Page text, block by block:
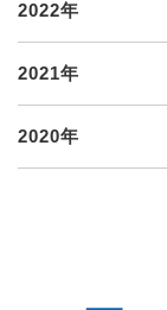
2022年
2021年
2020年